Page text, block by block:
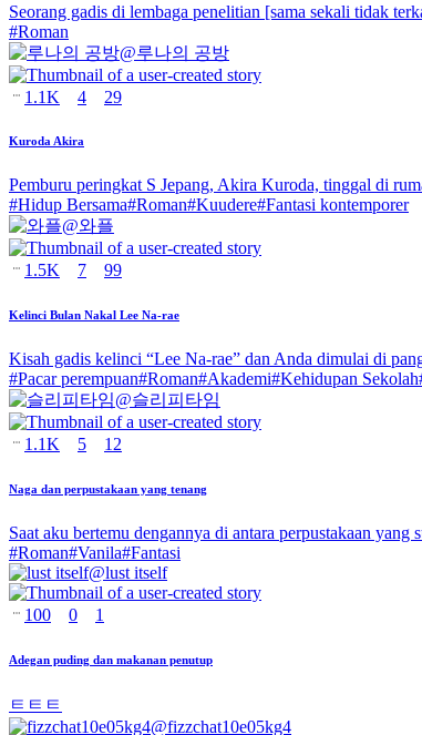
Seorang gadis di lembaga penelitian [sama sekali tidak
#Roman
@루나의 공방
1.1K 4 29
Kuroda Akira
Pemburu peringkat S Jepang, Akira Kuroda, tinggal di
#Hidup Bersama#Roman#Kuudere#Fantasi kontemporer
@와플
1.5K 7 99
Kelinci Bulan Nakal Lee Na-rae
Kisah gadis kelinci “Lee Na-rae” dan Anda dimulai di
#Pacar perempuan#Roman#Akademi#Kehidupan Sekolah
@슬리피타임
1.1K 5 12
Naga dan perpustakaan yang tenang
Saat aku bertemu dengannya di antara perpustakaan
#Roman#Vanila#Fantasi
@lust itself
100 0 1
Adegan puding dan makanan penutup
ㅌㅌㅌ
@fizzchat10e05kg4